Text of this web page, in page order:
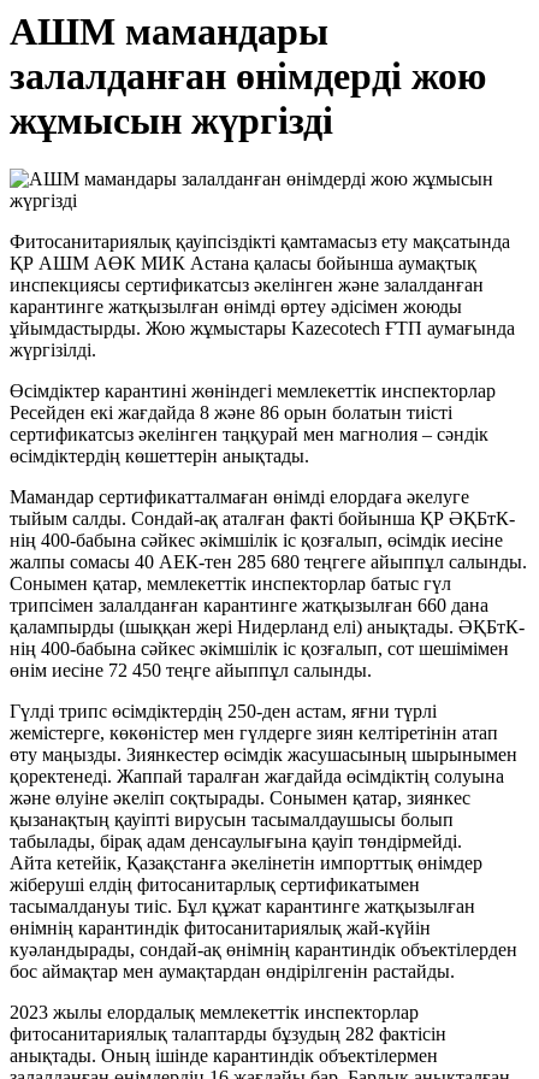
АШМ мамандары
залалданған өнімдерді жою
жұмысын жүргізді
Фитосанитариялық қауіпсіздікті қамтамасыз ету мақсатында
ҚР АШМ АӨК МИК Астана қаласы бойынша аумақтық
инспекциясы сертификатсыз әкелінген және залалданған
карантинге жатқызылған өнімді өртеу әдісімен жоюды
ұйымдастырды. Жою жұмыстары Kazecotech ҒТП аумағында
жүргізілді.
Өсімдіктер карантині жөніндегі мемлекеттік инспекторлар
Ресейден екі жағдайда 8 және 86 орын болатын тиісті
сертификатсыз әкелінген таңқурай мен магнолия – сәндік
өсімдіктердің көшеттерін анықтады.
Мамандар сертификатталмаған өнімді елордаға әкелуге
тыйым салды. Сондай-ақ аталған факті бойынша ҚР ӘҚБтК-
нің 400-бабына сәйкес әкімшілік іс қозғалып, өсімдік иесіне
жалпы сомасы 40 АЕК-тен 285 680 теңгеге айыппұл салынды.
Сонымен қатар, мемлекеттік инспекторлар батыс гүл
трипсімен залалданған карантинге жатқызылған 660 дана
қалампырды (шыққан жері Нидерланд елі) анықтады. ӘҚБтК-
нің 400-бабына сәйкес әкімшілік іс қозғалып, сот шешімімен
өнім иесіне 72 450 теңге айыппұл салынды.
Гүлді трипс өсімдіктердің 250-ден астам, яғни түрлі
жемістерге, көкөністер мен гүлдерге зиян келтіретінін атап
өту маңызды. Зиянкестер өсімдік жасушасының шырынымен
қоректенеді. Жаппай таралған жағдайда өсімдіктің солуына
және өлуіне әкеліп соқтырады. Сонымен қатар, зиянкес
қызанақтың қауіпті вирусын тасымалдаушысы болып
табылады, бірақ адам денсаулығына қауіп төндірмейді.
Айта кетейік, Қазақстанға әкелінетін импорттық өнімдер
жіберуші елдің фитосанитарлық сертификатымен
тасымалдануы тиіс. Бұл құжат карантинге жатқызылған
өнімнің карантиндік фитосанитариялық жай-күйін
куәландырады, сондай-ақ өнімнің карантиндік объектілерден
бос аймақтар мен аумақтардан өндірілгенін растайды.
2023 жылы елордалық мемлекеттік инспекторлар
фитосанитариялық талаптарды бұзудың 282 фактісін
анықтады. Оның ішінде карантиндік объектілермен